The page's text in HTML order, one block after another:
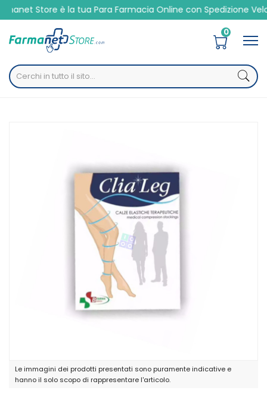
è la tua Para Farmacia Online con Spedizione Veloce 24/48h
0
Le immagini dei prodotti presentati sono puramente indicative e
hanno il solo scopo di rappresentare l'articolo.